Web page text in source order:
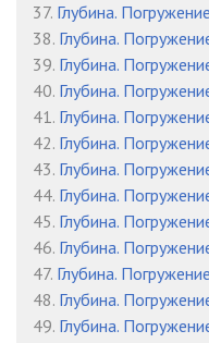
37. Глубина.
38. Глубина.
39. Глубина.
40. Глубина.
41. Глубина.
42. Глубина.
43. Глубина.
44. Глубина.
45. Глубина.
46. Глубина.
47. Глубина.
48. Глубина.
49. Глубина.